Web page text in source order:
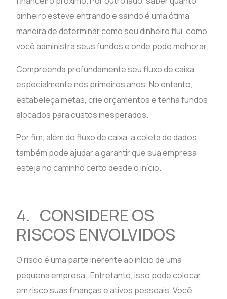
dinheiro esteve entrando e saindo é uma ótima
maneira de determinar como seu dinheiro flui, como
você administra seus fundos e onde pode melhorar.
Compreenda profundamente seu fluxo de caixa,
especialmente nos primeiros anos. No entanto,
estabeleça metas, crie orçamentos e tenha fundos
alocados para custos inesperados.
Por fim, além do fluxo de caixa, a coleta de dados
também pode ajudar a garantir que sua empresa
esteja no caminho certo desde o início.
4. CONSIDERE OS
RISCOS ENVOLVIDOS
O risco é uma parte inerente ao início de uma
pequena empresa. Entretanto, isso pode colocar
em risco suas finanças e ativos pessoais. Você